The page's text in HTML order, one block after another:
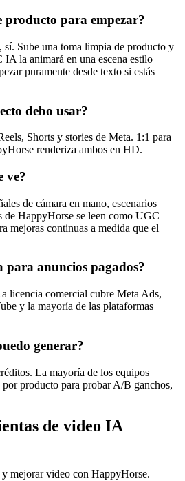
producto para empezar?
sí. Sube una toma limpia de producto y
la animará en una escena estilo
puramente desde texto si estás
debo usar?
Shorts y stories de Meta. 1:1 para
renderiza ambos en HD.
ve?
de cámara en mano, escenarios
de HappyHorse se leen como UGC
mejoras continuas a medida que el
para anuncios pagados?
licencia comercial cubre Meta Ads,
y la mayoría de las plataformas
generar?
La mayoría de los equipos
producto para probar A/B ganchos,
de video IA
mejorar video con HappyHorse.